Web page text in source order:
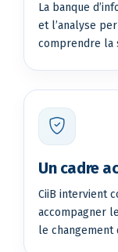
La banque
et l’analyse
comprendre la
Un cadre
CiiB intervient
accompagner
le